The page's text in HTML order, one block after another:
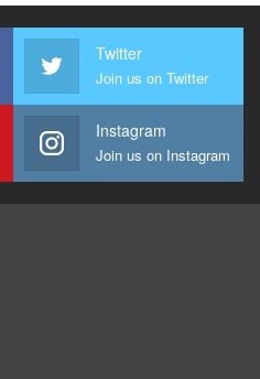
Twitter
Join us on Twitter
Instagram
Join us on Instagram